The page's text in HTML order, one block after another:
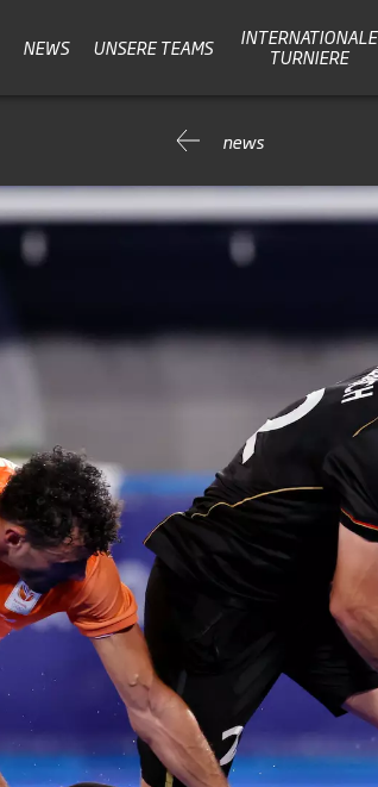
NEWS UNSERE TEAMS
INTERNATIONALE
TURNIERE
news